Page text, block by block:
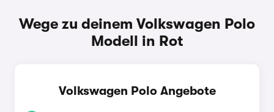
Wege zu deinem Volkswagen Polo
Modell in Rot
Volkswagen Polo Angebote